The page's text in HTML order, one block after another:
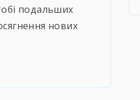
подальших
нових